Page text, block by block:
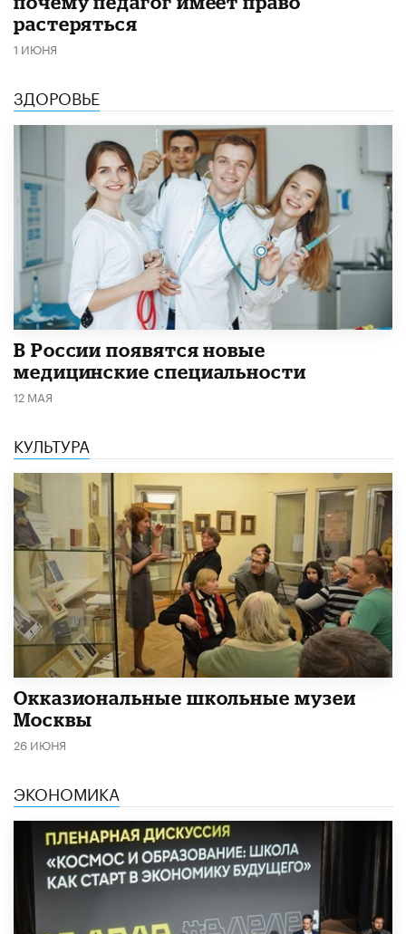
растеряться
1 ИЮНЯ
ЗДОРОВЬЕ
В России появятся новые
медицинские специальности
12 МАЯ
КУЛЬТУРА
​Окказиональные школьные музеи
Москвы
26 ИЮНЯ
ЭКОНОМИКА